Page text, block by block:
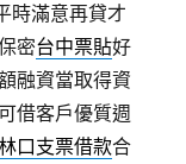
時滿意再貸才
密台中票貼好
融資當取得資
借客戶優質週
口支票借款合